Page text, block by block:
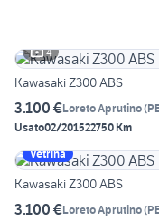
4
Kawasaki Z300 ABS
3.100 €Loreto Aprutino(
Usato02/201522750 Km
Vetrina
Kawasaki Z300 ABS
3.100 €Loreto Aprutino(